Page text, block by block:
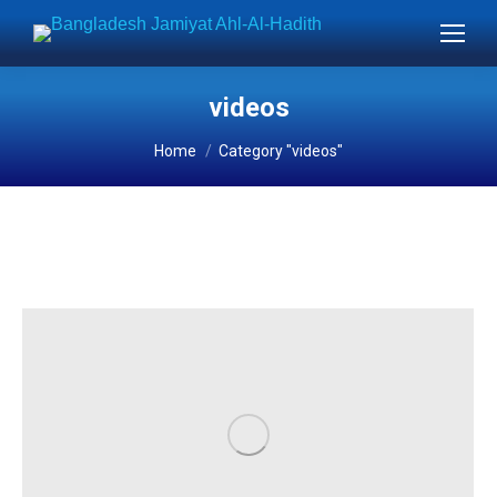
videos
You are here:
Home Category "videos"